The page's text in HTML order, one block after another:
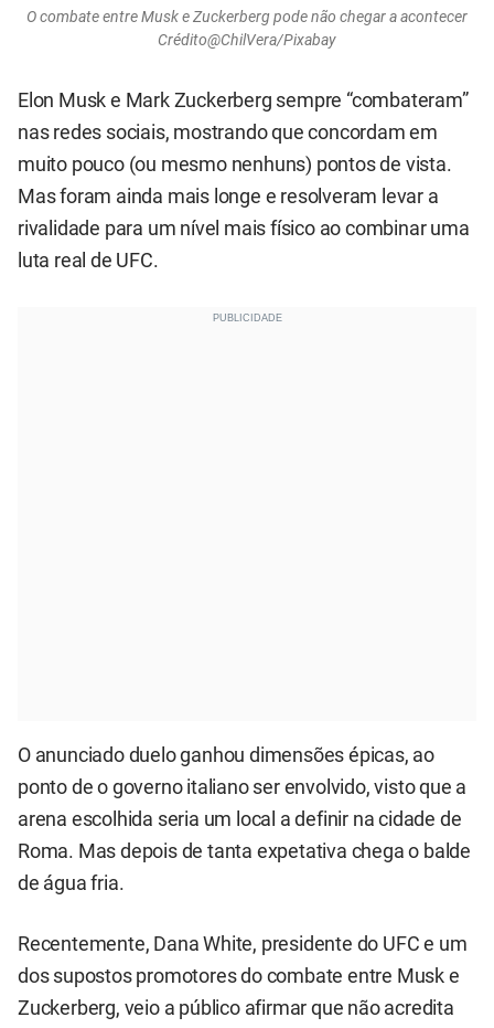
O combate entre Musk e Zuckerberg pode não chegar a acontecer
Crédito@ChilVera/Pixabay
Elon Musk e Mark Zuckerberg sempre “combateram”
nas redes sociais, mostrando que concordam em
muito pouco (ou mesmo nenhuns) pontos de vista.
Mas foram ainda mais longe e resolveram levar a
rivalidade para um nível mais físico ao combinar uma
luta real de UFC.
O anunciado duelo ganhou dimensões épicas, ao
ponto de o governo italiano ser envolvido, visto que a
arena escolhida seria um local a definir na cidade de
Roma. Mas depois de tanta expetativa chega o balde
de água fria.
Recentemente, Dana White, presidente do UFC e um
dos supostos promotores do combate entre Musk e
Zuckerberg, veio a público afirmar que não acredita